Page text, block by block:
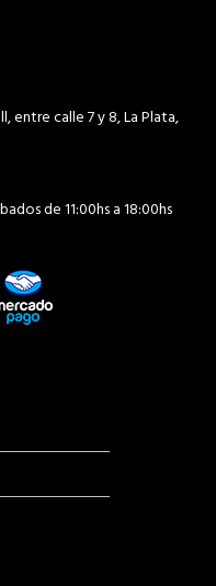
entre calle 7 y 8, La Plata,
de 11:00hs a 18:00hs